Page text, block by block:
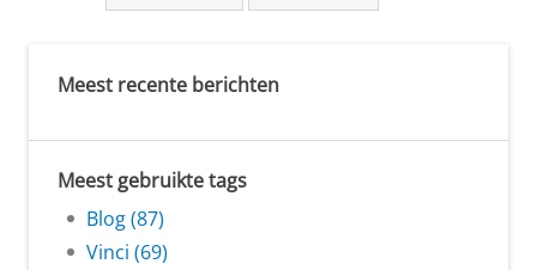
Meest recente berichten
Meest gebruikte tags
Blog (87)
Vinci (69)